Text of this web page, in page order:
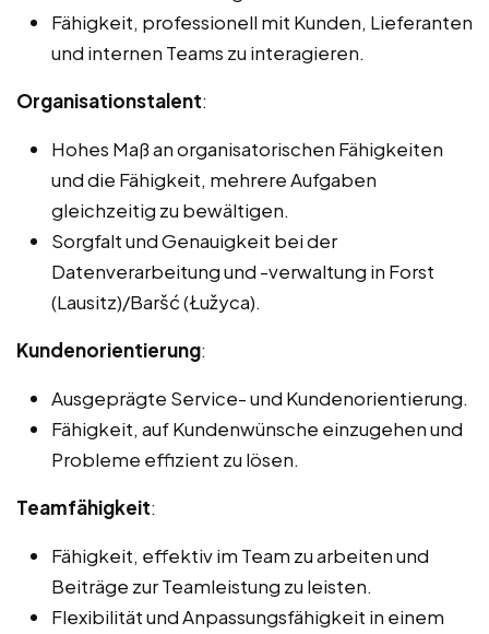
Fähigkeit, professionell mit Kunden, Lieferanten
und internen Teams zu interagieren.
Organisationstalent:
Hohes Maß an organisatorischen Fähigkeiten
und die Fähigkeit, mehrere Aufgaben
gleichzeitig zu bewältigen.
Sorgfalt und Genauigkeit bei der
Datenverarbeitung und -verwaltung in Forst
(Lausitz)/Baršć (Łužyca).
Kundenorientierung:
Ausgeprägte Service- und Kundenorientierung.
Fähigkeit, auf Kundenwünsche einzugehen und
Probleme effizient zu lösen.
Teamfähigkeit:
Fähigkeit, effektiv im Team zu arbeiten und
Beiträge zur Teamleistung zu leisten.
Flexibilität und Anpassungsfähigkeit in einem